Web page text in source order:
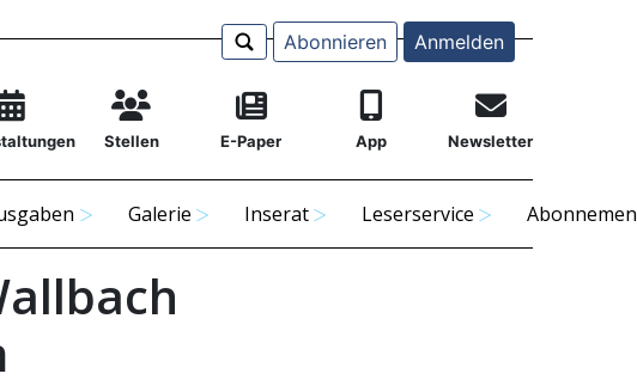
Abonnieren Anmelden
Stellen E-Paper App Newsletter
Galerie Inserat Leserservice